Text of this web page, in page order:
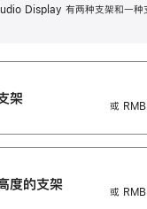
Display 有两种支架和一种
架
或
度的支‍架
或